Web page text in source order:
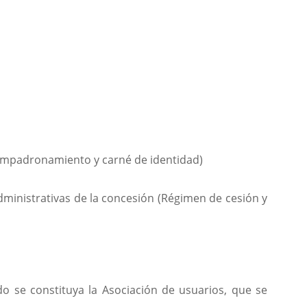
y carné de identidad)
de la concesión (Régimen de cesión y
se constituya la Asociación de usuarios, que se